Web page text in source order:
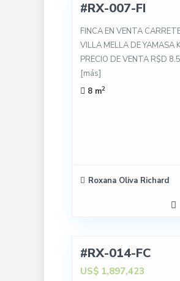
#RX-007-FI
FINCA EN VENTA
VILLA MELLA DE YAMASA
PRECIO DE VENTA R$D
[más]
8 m2
Roxana Oliva Richard
#RX-014-FC
US$ 1,897,423